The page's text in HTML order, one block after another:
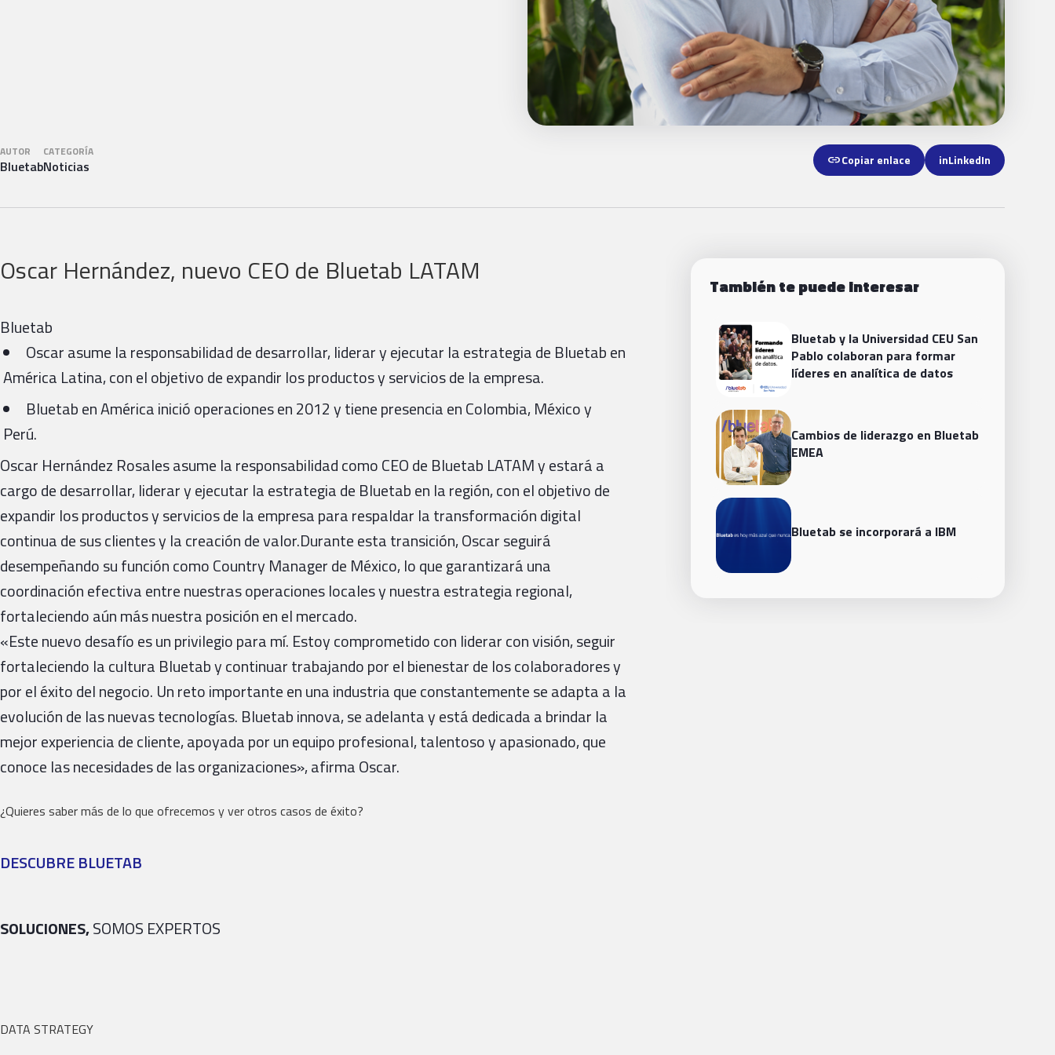
AUTOR
Bluetab
CATEGORÍA
Noticias linkCopiar enlace inLinkedIn
Oscar Hernández, nuevo CEO de Bluetab LATAM
Bluetab
Oscar asume la responsabilidad de desarrollar, liderar y ejecutar la estrategia de Bluetab en
América Latina, con el objetivo de expandir los productos y servicios de la empresa.
Bluetab en América inició operaciones en 2012 y tiene presencia en Colombia, México y
Perú.
Oscar Hernández Rosales asume la responsabilidad como CEO de Bluetab LATAM y estará a
cargo de desarrollar, liderar y ejecutar la estrategia de Bluetab en la región, con el objetivo de
expandir los productos y servicios de la empresa para respaldar la transformación digital
continua de sus clientes y la creación de valor.Durante esta transición, Oscar seguirá
desempeñando su función como Country Manager de México, lo que garantizará una
coordinación efectiva entre nuestras operaciones locales y nuestra estrategia regional,
fortaleciendo aún más nuestra posición en el mercado.
«Este nuevo desafío es un privilegio para mí. Estoy comprometido con liderar con visión, seguir
fortaleciendo la cultura Bluetab y continuar trabajando por el bienestar de los colaboradores y
por el éxito del negocio. Un reto importante en una industria que constantemente se adapta a la
evolución de las nuevas tecnologías. Bluetab innova, se adelanta y está dedicada a brindar la
mejor experiencia de cliente, apoyada por un equipo profesional, talentoso y apasionado, que
conoce las necesidades de las organizaciones», afirma Oscar.
¿Quieres saber más de lo que ofrecemos y ver otros casos de éxito?
DESCUBRE BLUETAB
SOLUCIONES,SOMOS EXPERTOS
DATA STRATEGY
También te puede interesar
Bluetab y la Universidad CEU San
Pablo colaboran para formar
líderes en analítica de datos
Cambios de liderazgo en Bluetab
EMEA
Bluetab se incorporará a IBM